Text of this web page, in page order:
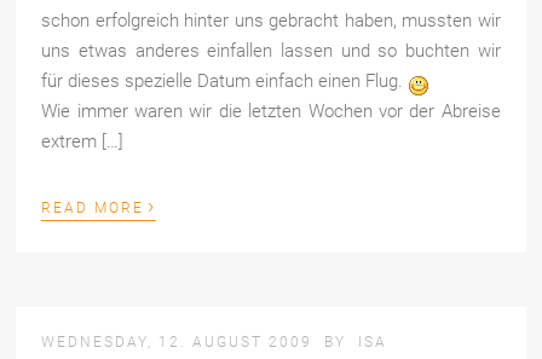
schon erfolgreich hinter uns gebracht haben, mussten wir
uns etwas anderes einfallen lassen und so buchten wir
für dieses spezielle Datum einfach einen Flug.
Wie immer waren wir die letzten Wochen vor der Abreise
extrem […]
READ MORE ›
WEDNESDAY, 12. AUGUST 2009 BY ISA